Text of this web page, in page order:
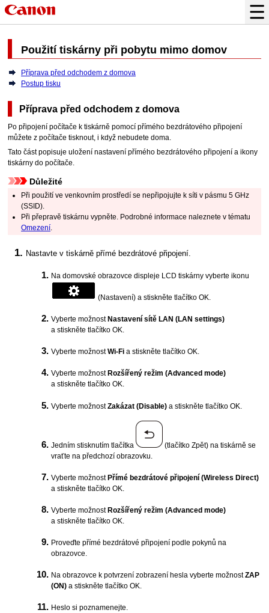
Použitítiskárny při pobytu mimo domov
Příprava před odchodem z domova
Postup tisku
Příprava před odchodem z domova
Po připojení počítače ktiskárně pomocí přímého bezdrátového připojení
můžete z počítače tisknout, i když nebudete doma.
Tato část popisuje uložení nastavení přímého bezdrátového připojení a ikony
tiskárny do počítače.
Důležité
Při použití ve venkovním prostředí se nepřipojujte k síti v pásmu 5 GHz
(SSID).
Při přepravětiskárnu vypněte. Podrobné informace naleznete v tématu
Omezení.
Nastavte vtiskárně přímé bezdrátové připojení.
Na domovské obrazovce displeje LCDtiskárny vyberte ikonu
(Nastavení) a stiskněte tlačítko OK.
Vyberte možnost Nastavení sítě LAN (LAN settings)
a stiskněte tlačítko OK.
Vyberte možnostWi-Fi a stiskněte tlačítko OK.
Vyberte možnost Rozšířený režim (Advanced mode)
a stiskněte tlačítko OK.
Vyberte možnostZakázat (Disable) a stiskněte tlačítko OK.
Jedním stisknutím tlačítka (tlačítko Zpět) natiskárně se
vraťte na předchozí obrazovku.
Vyberte možnostPřímé bezdrátové připojení (Wireless Direct)
a stiskněte tlačítko OK.
Vyberte možnostRozšířený režim (Advanced mode)
a stiskněte tlačítko OK.
Proveďte přímé bezdrátové připojení podle pokynů na
obrazovce.
Na obrazovce k potvrzení zobrazení hesla vyberte možnostZAP
(ON) a stiskněte tlačítko OK.
Heslo si poznamenejte.